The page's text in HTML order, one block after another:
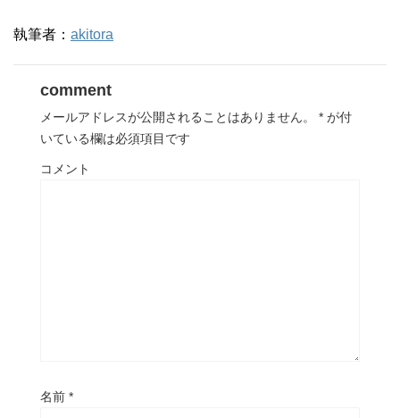
執筆者： akitora
comment
メールアドレスが公開されることはありません。 * が付
いている欄は必須項目です
コメント
名前 *